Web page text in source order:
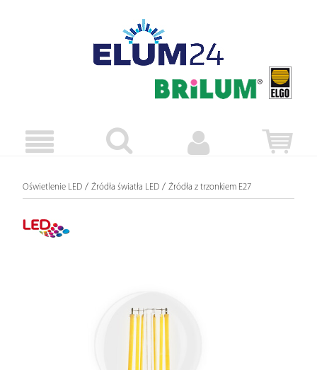
Oświetlenie LED / Źródła światła LED / Źródła z trzonkiem E27